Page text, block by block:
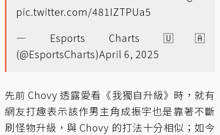
pic.twitter.com/481IZTPUa5
— Esports Charts 🇺🇦
(@EsportsCharts)April 6, 2025
先前 Chovy 透露愛看《我獨自升級》時，就有
網友打趣表示該作男主角成振宇也是靠著不斷
刷怪物升級，與 Chovy 的打法十分相似；如今